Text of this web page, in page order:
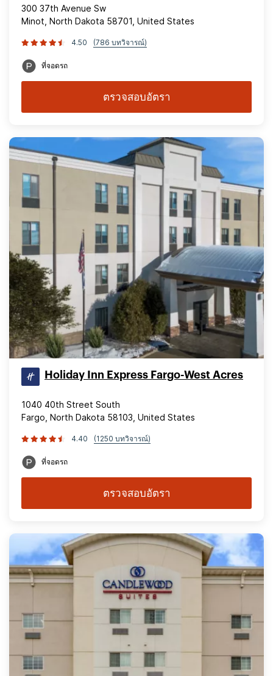
300 37th Avenue Sw
Minot, North Dakota 58701, United States
4.50 (786 บทวิจารณ์)
ที่จอดรถ
ตรวจสอบอัตรา
Holiday Inn Express Fargo-West Acres
1040 40th Street South
Fargo, North Dakota 58103, United States
4.40 (1250 บทวิจารณ์)
ที่จอดรถ
ตรวจสอบอัตรา